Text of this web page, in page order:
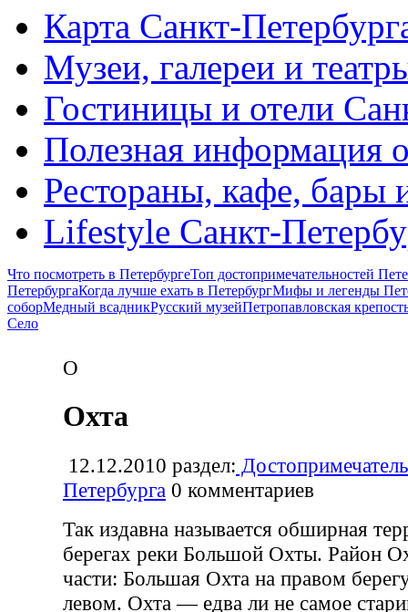
Карта Санкт-
Музеи, галереи и
Гостиницы и отели
Полезная информация
Рестораны, кафе, бары
Lifestyle Санкт-
Что посмотреть в ПетербургеТоп достопримечательностей
ПетербургаКогда лучше ехать в ПетербургМифы и легенды
соборМедный всадникРусский музейПетропавловская
Село
О
Охта
12.12.2010 раздел:
Петербурга 0 комментариев
Так издавна называется обширная
берегах реки Большой Охты. Район
части: Большая Охта на правом
левом. Охта — едва ли не самое